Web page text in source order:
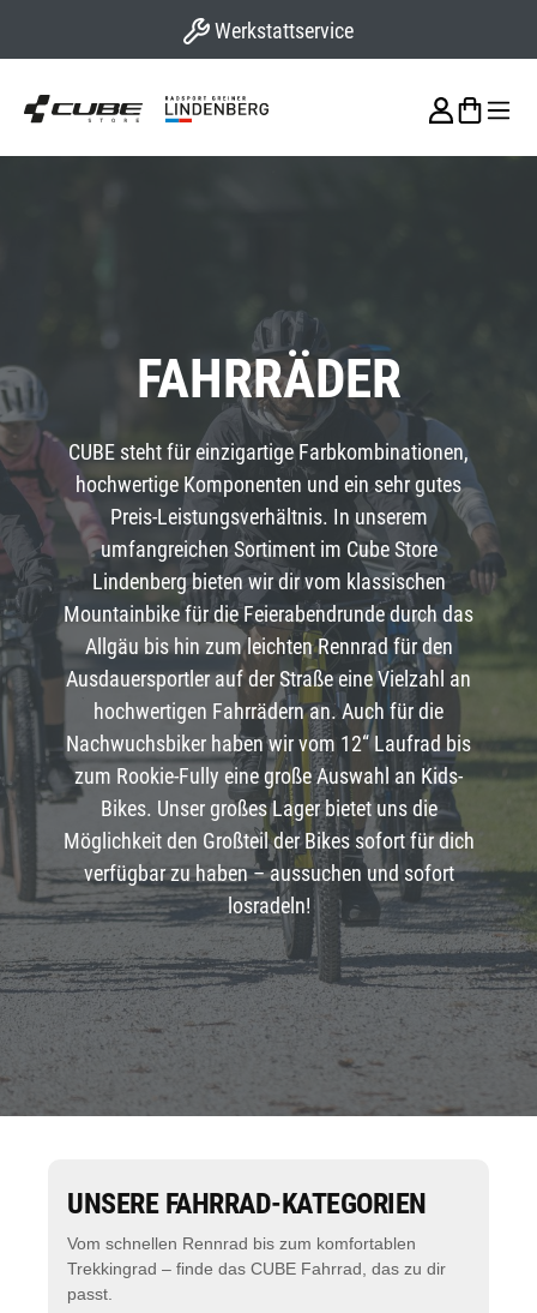
Werkstattservice
FAHRRÄDER
CUBE steht für einzigartige Farbkombinationen,
hochwertige Komponenten und ein sehr gutes
Preis-Leistungsverhältnis. In unserem
umfangreichen Sortiment im Cube Store
Lindenberg bieten wir dir vom klassischen
Mountainbike für die Feierabendrunde durch das
Allgäu bis hin zum leichten Rennrad für den
Ausdauersportler auf der Straße eine Vielzahl an
hochwertigen Fahrrädern an. Auch für die
Nachwuchsbiker haben wir vom 12“ Laufrad bis
zum Rookie-Fully eine große Auswahl an Kids-
Bikes. Unser großes Lager bietet uns die
Möglichkeit den Großteil der Bikes sofort für dich
verfügbar zu haben – aussuchen und sofort
losradeln!
UNSERE FAHRRAD-KATEGORIEN
Vom schnellen Rennrad bis zum komfortablen
Trekkingrad – finde das CUBE Fahrrad, das zu dir
passt.